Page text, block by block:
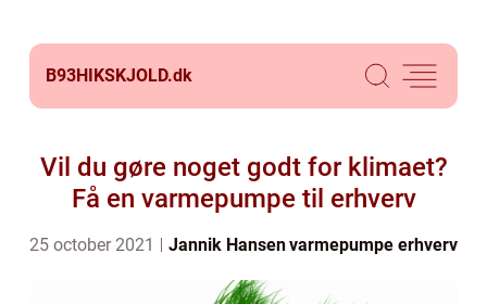
B93HIKSKJOLD.dk
Vil du gøre noget godt for klimaet?
Få en varmepumpe til erhverv
25 october 2021 Jannik Hansenvarmepumpe erhverv